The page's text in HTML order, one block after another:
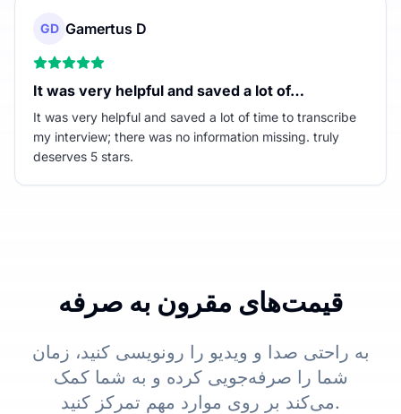
GD Gamertus D
It was very helpful and saved a lot of…
It was very helpful and saved a lot of time to transcribe
my interview; there was no information missing. truly
deserves 5 stars.
قیمت‌های مقرون به صرفه
به راحتی صدا و ویدیو را رونویسی کنید، زمان
شما را صرفه‌جویی کرده و به شما کمک
می‌کند بر روی موارد مهم تمرکز کنید.